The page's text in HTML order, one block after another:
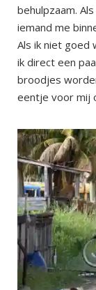
behulpzaam.
iemand me
Als ik niet goed
ik direct een
broodjes
eentje voor mij